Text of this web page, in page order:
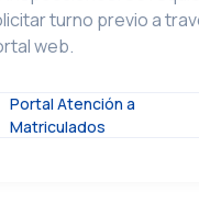
turno previo a
web.
Portal Atención a
Matriculados